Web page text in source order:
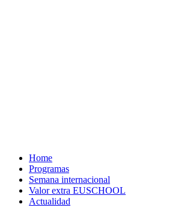
Home
Programas
Semana internacional
Valor extra EUSCHOOL
Actualidad